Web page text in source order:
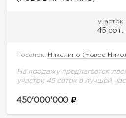
участок
45 сот.
Посёлок: Николино (Новое
На продажу предлагается
участок 45 соток в лучшей
450'000'000